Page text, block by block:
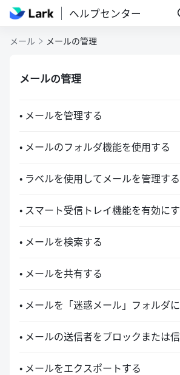
ヘルプセンター
メール メールの管理
メールの管理
• メールを管理する
• メールのフォルダ機能を使用する
• ラベルを使用してメールを管理する
• スマート受信トレイ機能を有効に
• メールを検索する
• メールを共有する
• メールを「迷惑メール」フォルダ
• メールの送信者をブロックまたは
• メールをエクスポートする